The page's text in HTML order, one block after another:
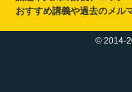
おすすめ講義や過去のメル
© 2014-